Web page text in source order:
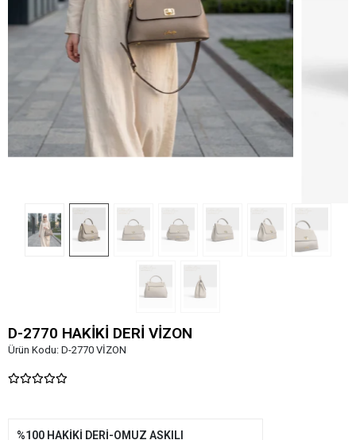
D-2770 HAKİKİ DERİ VİZON
Ürün Kodu: D-2770 VİZON
%100 HAKİKİ DERİ-OMUZ ASKILI